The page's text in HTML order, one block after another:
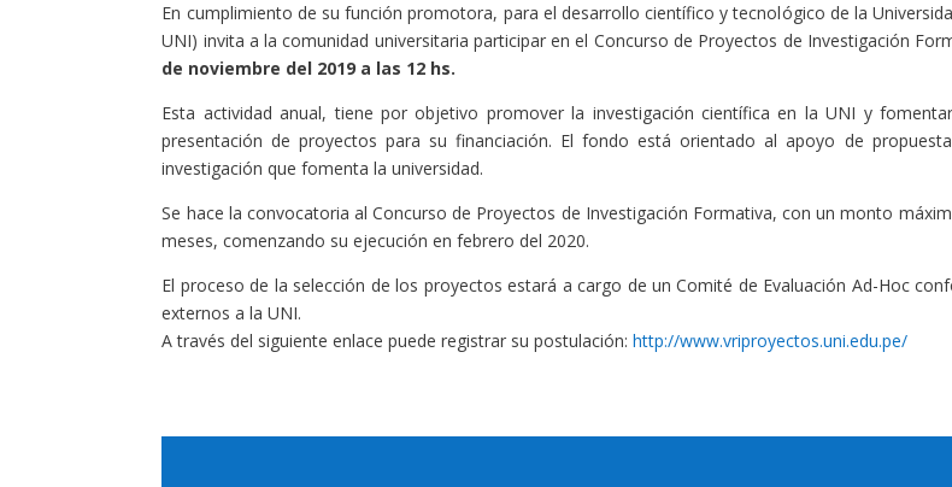
En cumplimiento de su función promotora, para el desarrollo científico y tecnológico de la
UNI) invita a la comunidad universitaria participar en el Concurso de Proyectos de Investigación
de noviembre del 2019 a las 12 hs.
Esta actividad anual, tiene por objetivo promover la investigación científica en la UNI y
presentación de proyectos para su financiación. El fondo está orientado al apoyo de
investigación que fomenta la universidad.
Se hace la convocatoria al Concurso de Proyectos de Investigación Formativa, con un monto
meses, comenzando su ejecución en febrero del 2020.
El proceso de la selección de los proyectos estará a cargo de un Comité de Evaluación Ad-Hoc
externos a la UNI.
A través del siguiente enlace puede registrar su postulación:http://www.vriproyectos.uni.edu.pe/